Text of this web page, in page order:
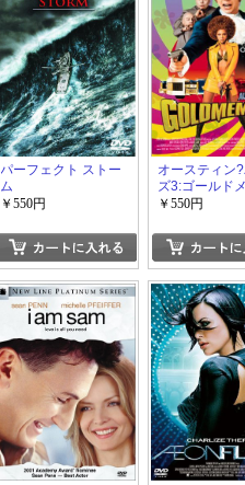
パーフェクト ストー
ム
￥550円
オースティン
ズ3:ゴールド
￥550円